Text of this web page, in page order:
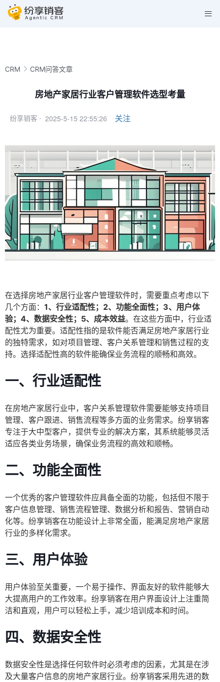
CRM CRM问答文章
房地产家居行业客户管理软件选型考量
纷享销客 · 2025-5-15 22:55:26 关注
在选择房地产家居行业客户管理软件时，需要重点考虑以下
几个方面： 1、行业适配性；2、功能全面性；3、用户体
验；4、数据安全性；5、成本效益。在这些方面中，行业适
配性尤为重要。适配性指的是软件能否满足房地产家居行业
的独特需求，如对项目管理、客户关系管理和销售过程的支
持。选择适配性高的软件能确保业务流程的顺畅和高效。
一、行业适配性
在房地产家居行业中，客户关系管理软件需要能够支持项目
管理、客户跟进、销售流程等多方面的业务需求。纷享销客
专注于大中型客户，提供专业的解决方案，其系统能够灵活
适应各类业务场景，确保业务流程的高效和顺畅。
二、功能全面性
一个优秀的客户管理软件应具备全面的功能，包括但不限于
客户信息管理、销售流程管理、数据分析和报告、营销自动
化等。纷享销客在功能设计上非常全面，能满足房地产家居
行业的多样化需求。
三、用户体验
用户体验至关重要，一个易于操作、界面友好的软件能够大
大提高用户的工作效率。纷享销客在用户界面设计上注重简
洁和直观，用户可以轻松上手，减少培训成本和时间。
四、数据安全性
数据安全性是选择任何软件时必须考虑的因素，尤其是在涉
及大量客户信息的房地产家居行业。纷享销客采用先进的数